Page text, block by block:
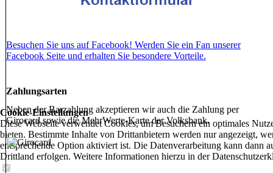
Besuchen Sie uns auf Facebook! Werden Sie ein Fan unserer
Facebook Seite und erhalten Sie besondere Vorteile.
Zahlungsarten
Neben der Barzahlung akzeptieren wir auch die Zahlung per
Girocard sowie die MehrWerte-Karte der Volksbank.
Cookie-Einstellungen
Diese Webseite verwendet Cookies, um Besuchern ein optimales
bieten. Bestimmte Inhalte von Drittanbietern werden nur angezeigt,
entsprechende Option aktiviert ist. Die Datenverarbeitung kann dann
Drittland erfolgen. Weitere Informationen hierzu in der